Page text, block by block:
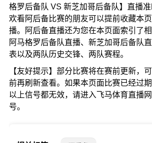
格罗后备队 VS 新芝加哥后备队】直播
欢看阿后备比赛的朋友可以提前收藏本
播。阿后备直播还为您在本页面索引了相
阿马格罗后备队直播、新芝加哥后备队
表以及两队历史交锋、两队赛程。
【友好提示】部分比赛将在赛前更新，
前再刷新查看。如果本页面比赛已经过
以上信号都无效，请进入飞马体育直播
号。